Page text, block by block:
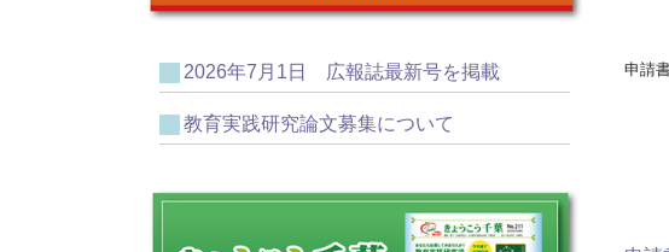
申請
2026年7月1日 広報誌最新号を掲載
教育実践研究論文募集について